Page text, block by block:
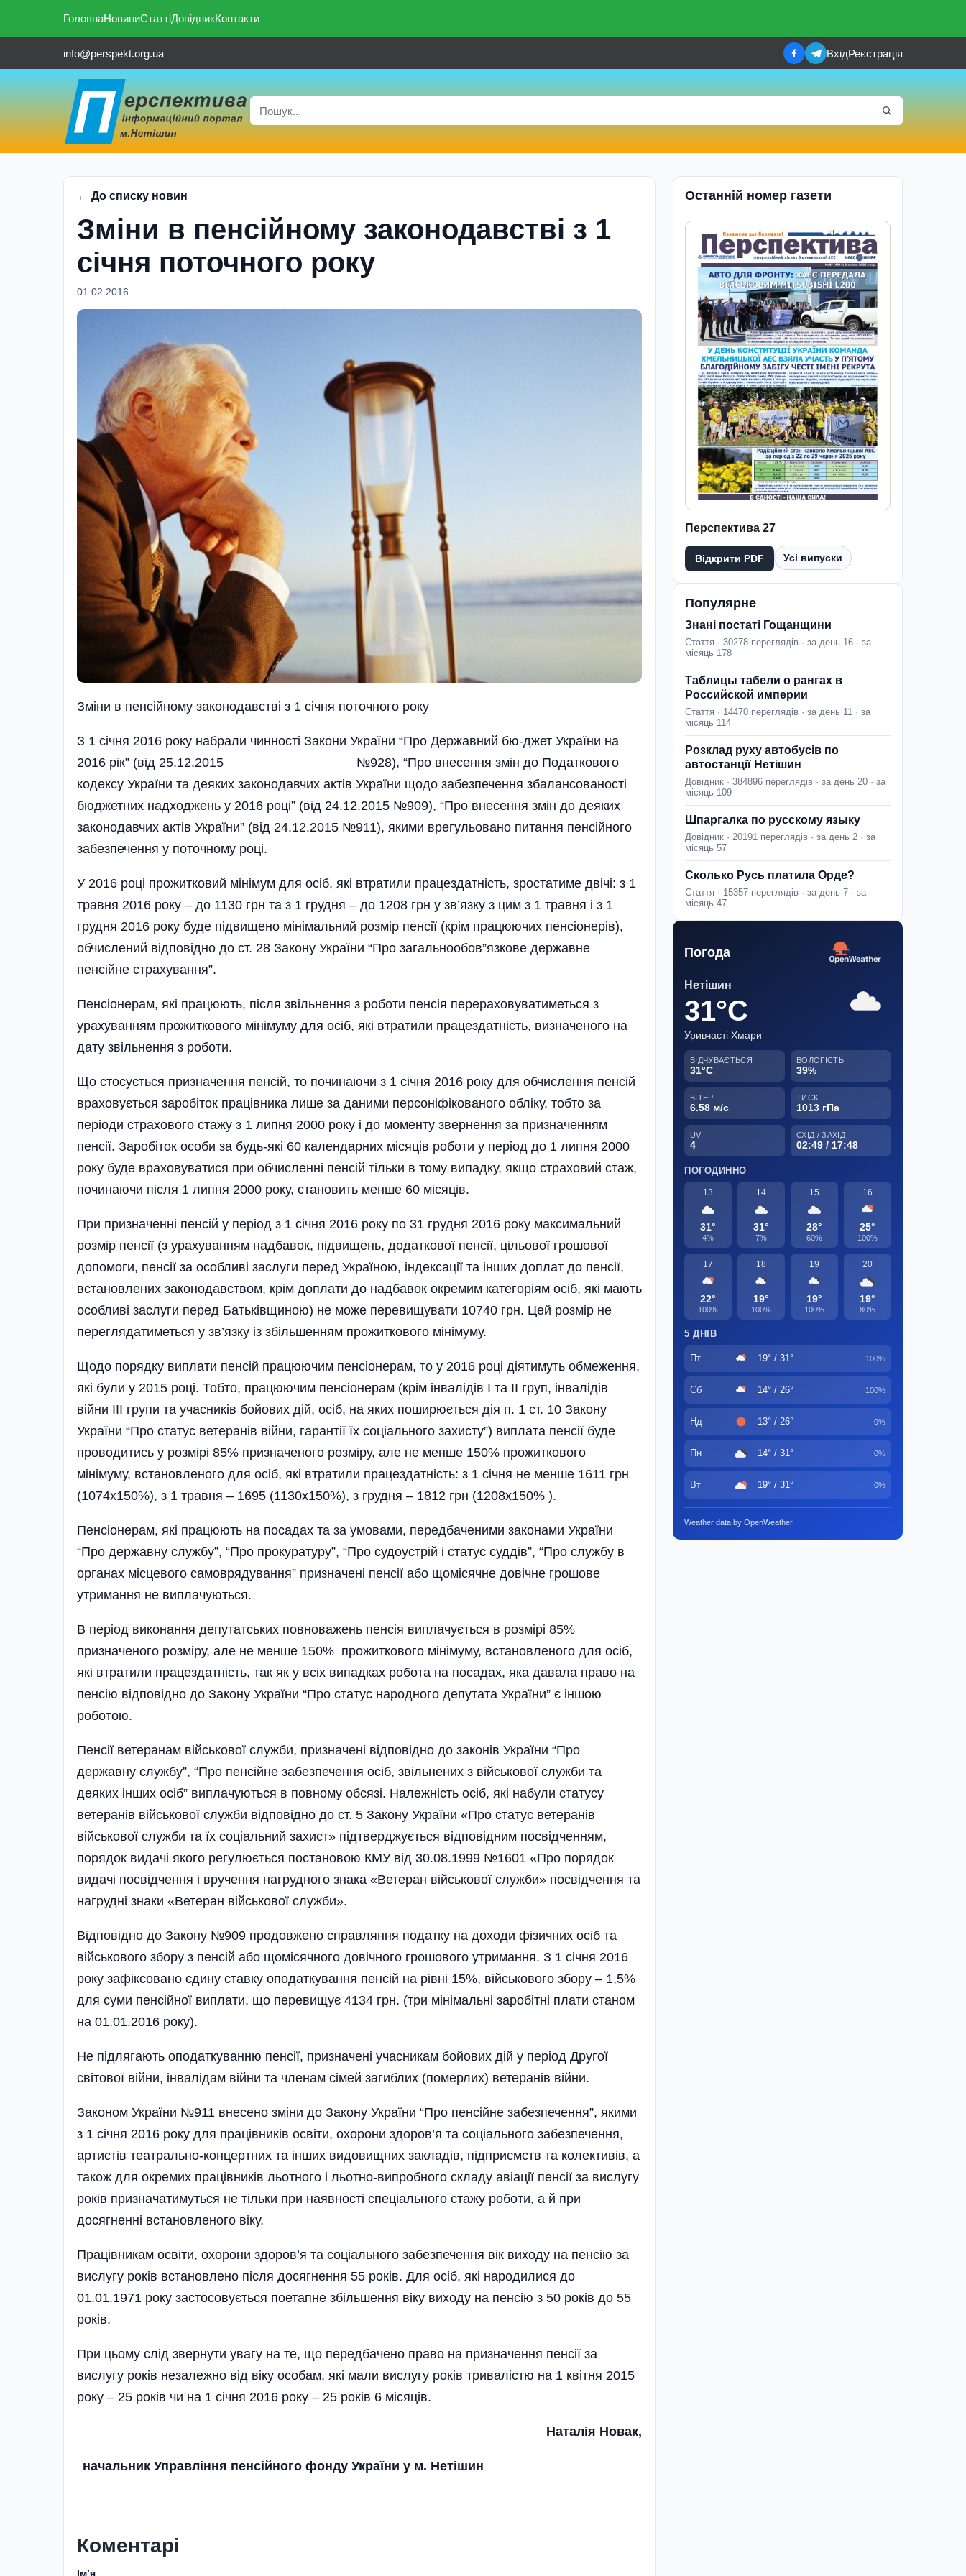
ГоловнаНовиниСтаттіДовідникКонтакти
info@perspekt.org.ua ВхідРеєстрація
← До списку новин
Змiни в пенсiйному законодавствi з 1
сiчня поточного року
01.02.2016
Змiни в пенсiйному законодавствi з 1 сiчня поточного року
З 1 січня 2016 року набрали чинності Закони України “Про Державний бю­-джет­ України на
2016 рік” (від 25.12.2015 №928), “Про внесення змін до Подат­кового
кодексу України та деяких законодавчих актів України щодо забезпечення збалансованості
бюджетних надходжень у 2016 році” (від 24.12.2015 №909), “Про внесення змін до деяких
законодавчих актів України” (від 24.12.2015 №911), якими врегульовано питання пенсійного
забезпечення у поточному році.
У 2016 році прожитковий мінімум для осіб, які втратили працездатність, зростатиме двічі: з 1
травня 2016 року – до 1130 грн та з 1 грудня – до 1208 грн у зв’язку з цим з 1 травня і з 1
грудня 2016 року буде підвищено мінімальний розмір пенсії (крім працюючих пенсіонерів),
обчислений відповідно до ст. 28 Закону України “Про загальнообов”язкове державне
пенсійне страхування”.
Пенсіонерам, які працюють, після звільнення з роботи пенсія перераховуватиметься з
урахуванням прожиткового мінімуму для осіб, які втратили працездатність, визначеного на
дату звільнення з роботи.
Що стосується призначення пенсій, то починаючи з 1 січня 2016 року для обчислення пенсій
враховується заробі­ток працівника лише за даними персоні­фікованого обліку, тобто за
періоди страхового стажу з 1 липня 2000 року і до моменту звернення за призначенням
пенсії. Заробіток особи за будь-які 60 календарних місяців роботи у період до 1 липня 2000
року буде враховуватися при обчисленні пенсій тільки в тому випадку, якщо страховий стаж,
починаючи після 1 липня 2000 року, становить менше 60 місяців.
При призначенні пенсій у період з 1 січня 2016 року по 31 грудня 2016 року максимальний
розмір пенсії (з урахуванням надбавок, підвищень, додаткової пенсії, цільової грошової
допомоги, пенсії за особливі заслуги перед Україною, індексації та інших доплат до пенсії,
встановлених законодавством, крім доплати до надбавок окремим категоріям осіб, які мають
особливі заслуги перед Батьківщиною) не може перевищувати 10740 грн. Цей розмір не
переглядатиметься у зв’язку із збільшенням прожиткового мінімуму.
Щодо порядку виплати пенсій працюючим пенсіонерам, то у 2016 році діятимуть обмеження,
які були у 2015 році. Тобто, працюючим пенсіонерам (крім інвалідів І та ІІ груп, інвалідів
війни ІІІ групи та учасників бойових дій, осіб, на яких поширюється дія п. 1 ст. 10 Закону
України “Про статус ветеранів війни, гарантії їх соціального захисту”) виплата пенсії буде
проводитись у розмірі 85% призначеного розміру, але не менше 150% прожиткового
мінімуму, встановленого для осіб, які втратили працездатність: з 1 січня не менше 1611 грн
(1074х150%), з 1 травня – 1695 (1130х150%), з грудня – 1812 грн (1208х150% ).
Пенсіонерам, які працюють на посадах та за умовами, передбаченими законами України
“Про державну службу”, “Про прокуратуру”, “Про судоустрій і статус суддів”, “Про службу в
органах місцевого самоврядування” призначені пенсії або щомісячне довічне грошове
утримання не виплачуються.
В період виконання депутатських повноважень пенсія виплачується в розмірі 85%
призначеного розміру, але не менше 150% прожиткового мінімуму, встановленого для осіб,
які втратили працездатність, так як у всіх випадках робота на посадах, яка давала право на
пенсію відповідно до Закону України “Про статус народного депутата України” є іншою
роботою.
Пенсії ветеранам військової служби, призначені відповідно до законів України “Про
державну службу”, “Про пенсійне забезпечення осіб, звільнених з військової служби та
деяких інших осіб” виплачуються в повному обсязі. Належність осіб, які набули статусу
ветеранів військової служби відповідно до ст. 5 Закону України «Про статус ветеранів
військової служби та їх соціальний захист» підтверджується відповідним посвідченням,
порядок видачі якого регулюється постановою КМУ від 30.08.1999 №1601 «Про порядок
видачі посвідчення і вручення нагрудного знака «Ветеран військової служби» посвідчення та
нагрудн­і знаки «Ветеран військової служби­».
Відповідно до Закону №909 продовжено справляння податку на доходи фізичних осіб та
військового збору з пенсій або щомісячного довічного грошового утримання. З 1 січня 2016
року зафіксовано єдину ставку оподаткування пенсій на рівні 15%, військового збору – 1,5%
для суми пенсійної виплати, що перевищує 4134 грн. (три мінімальні заробітні плати станом
на 01.01.2016 року).
Не підлягають оподаткуванню пенсії, призначені учасникам бойових дій у період Другої
світової війни, інвалідам війни та членам сімей загиблих (померлих) ветеранів війни.
Законом України №911 внесено зміни до Закону України “Про пенсійне забезпечення”, якими
з 1 січня 2016 року для працівників освіти, охорони здоров’я та соціального забезпечення,
артистів театрально-концертних та інших видовищних закладів, підприємств та колективів, а
також для окремих працівників льотного і льотно-випробного складу авіації пенсії за вислугу
років призначатимуться не тільки при наявності спеціального стажу роботи, а й при
досягненні встановленого віку.
Працівникам освіти, охорони здоров’я та соціального забезпечення вік виходу на пенсію за
вислугу років встановлено після досягнення 55 років. Для осіб, які народилися до
01.01.1971 року застосовується поетапне збільшення віку виходу на пенсію з 50 років до 55
років.
При цьому слід звернути увагу на те, що передбачено право на призначення пенсії за
вислугу років незалежно від віку особам, які мали вислугу років тривалістю на 1 квітня 2015
року – 25 років чи на 1 січня 2016 року – 25 років 6 місяців.
Наталія Новак,
начальник Управління пенсійного фонду України у м. Нетішин
Коментарі
Імʼя
Останній номер газети
Перспектива 27
Відкрити PDF Усі випуски
Популярне
Знані постаті Гощанщини
Стаття · 30278 переглядів · за день 16 · за
місяць 178
Таблицы табели о рангах в
Российской империи
Стаття · 14470 переглядів · за день 11 · за
місяць 114
Розклад руху автобусів по
автостанції Нетішин
Довідник · 384896 переглядів · за день 20 · за
місяць 109
Шпаргалка по русскому языку
Довідник · 20191 переглядів · за день 2 · за
місяць 57
Сколько Русь платила Орде?
Стаття · 15357 переглядів · за день 7 · за
місяць 47
Погода
Нетішин
31°C
Уривчасті Хмари
ВІДЧУВАЄТЬСЯ
31°C
ВОЛОГІСТЬ
39%
ВІТЕР
6.58 м/с
ТИСК
1013 гПа
UV
4
СХІД / ЗАХІД
02:49 / 17:48
ПОГОДИННО
13
31°
4%
14
31°
7%
15
28°
60%
16
25°
100%
17
22°
100%
18
19°
100%
19
19°
100%
20
19°
80%
5 ДНІВ
Пт 19° / 31° 100%
Сб 14° / 26° 100%
Нд 13° / 26° 0%
Пн 14° / 31° 0%
Вт 19° / 31° 0%
Weather data by OpenWeather